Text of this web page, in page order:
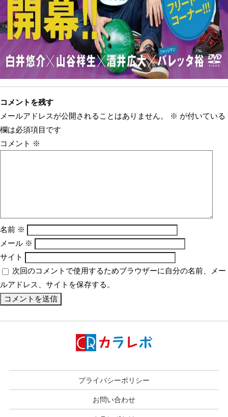
コメントを残す
メールアドレスが公開されることはありません。
※ が付いている
欄は必須項目です
コメント ※
名前 ※
メール ※
サイト
次回のコメントで使用するためブラウザーに自分の名前、メー
ルアドレス、サイトを保存する。
プライバシーポリシー
お問い合わせ